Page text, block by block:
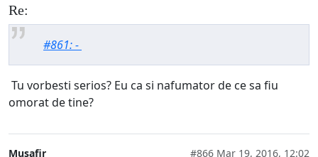
Re:
#861: -
Tu vorbesti serios? Eu ca si nafumator de ce sa fiu
omorat de tine?
Musafir #866 Mar 19, 2016, 12:02